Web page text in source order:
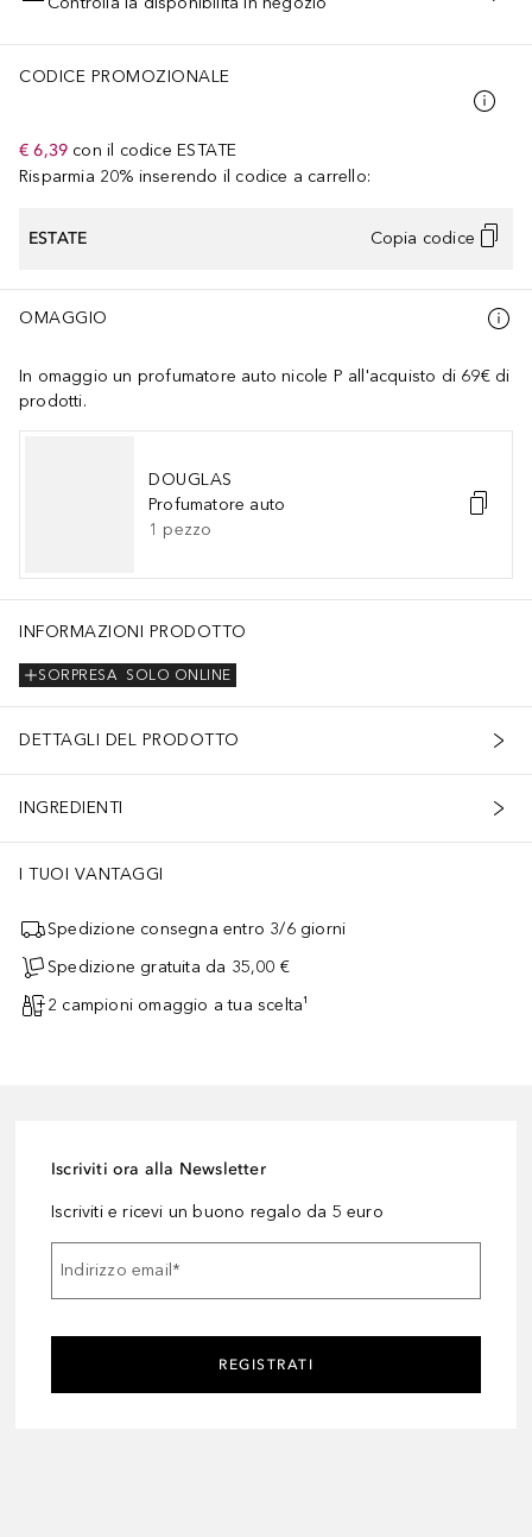
AGGIUNGI AL CARRELLO
CODICE PROMOZIONALE
€ 6,39 con il codice ESTATE
Risparmia 20% inserendo il codice a carrello:
ESTATE Copia codice
OMAGGIO
In omaggio un profumatore auto nicole P all'acquisto di 69€ di
prodotti.
DOUGLAS
Profumatore auto
1 pezzo
INFORMAZIONI PRODOTTO
SOLO ONLINE
SORPRESA
DETTAGLI DEL PRODOTTO
INGREDIENTI
I TUOI VANTAGGI
Spedizione consegna entro 3/6 giorni
Spedizione gratuita da 35,00 €
2 campioni omaggio a tua scelta¹
Iscriviti ora alla Newsletter
Iscriviti e ricevi un buono regalo da 5 euro
Indirizzo email*
REGISTRATI